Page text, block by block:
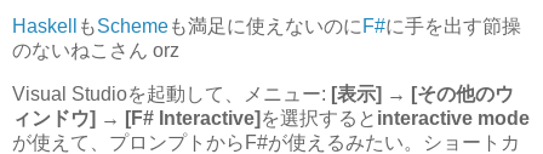
Haskell もSchemeも満足に使えないのに F#に手を出す節操
のないねこさん orz
Visual Studioを起動して、メニュー: [表示] → [その他のウ
ィンドウ] → [F# Interactive] を選択すると interactive mode
が使えて、プロンプトからF#が使えるみたい。ショートカ